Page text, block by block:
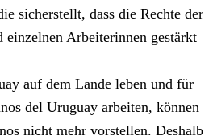
sicherstellt, dass die Rechte der
einzelnen Arbeiterinnen gestärkt
auf dem Lande leben und für
del Uruguay arbeiten, können
nicht mehr vorstellen. Deshalb